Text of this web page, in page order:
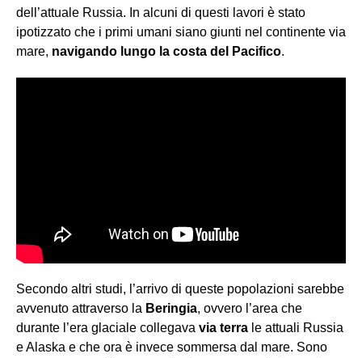
dell’attuale Russia. In alcuni di questi lavori è stato
ipotizzato che i primi umani siano giunti nel continente via
mare, navigando lungo la costa del Pacifico.
Secondo altri studi, l’arrivo di queste popolazioni sarebbe
avvenuto attraverso la Beringia, ovvero l’area che
durante l’era glaciale collegava via terra le attuali Russia
e Alaska e che ora è invece sommersa dal mare. Sono